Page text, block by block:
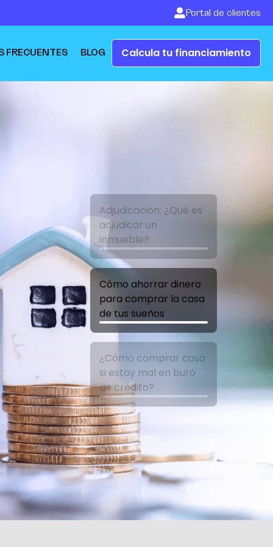
Portal de clientes
FRECUENTES BLOG Calcula tu financiamiento
Adjudicación: ¿Qué es
adjudicar un
inmueble?
Cómo ahorrar dinero
para comprar la casa
de tus sueños
¿Cómo comprar casa
si estoy mal en buró
de crédito?